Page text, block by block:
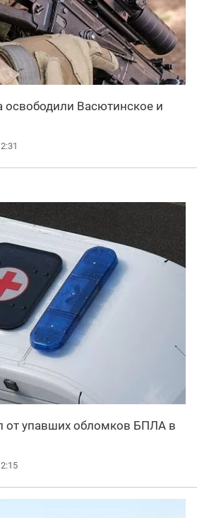
освободили Васютинское и
от упавших обломков БПЛА в